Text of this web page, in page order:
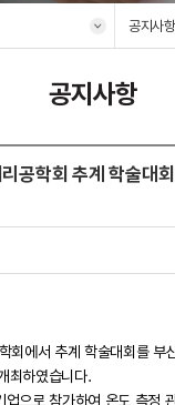
공지사항
공지사항
공학회 추계 학술대
회에서 추계 학술대회를 부
최하였습니다.
업으로 참가하여 온도 측정